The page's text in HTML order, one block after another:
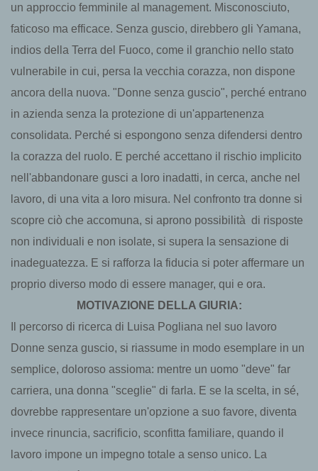
un approccio femminile al management. Misconosciuto,
faticoso ma efficace. Senza guscio, direbbero gli Yamana,
indios della Terra del Fuoco, come il granchio nello stato
vulnerabile in cui, persa la vecchia corazza, non dispone
ancora della nuova. "Donne senza guscio", perché entrano
in azienda senza la protezione di un'appartenenza
consolidata. Perché si espongono senza difendersi dentro
la corazza del ruolo. E perché accettano il rischio implicito
nell'abbandonare gusci a loro inadatti, in cerca, anche nel
lavoro, di una vita a loro misura. Nel confronto tra donne si
scopre ciò che accomuna, si aprono possibilità di risposte
non individuali e non isolate, si supera la sensazione di
inadeguatezza. E si rafforza la fiducia si poter affermare un
proprio diverso modo di essere manager, qui e ora.
MOTIVAZIONE DELLA GIURIA:
Il percorso di ricerca di Luisa Pogliana nel suo lavoro
Donne senza guscio, si riassume in modo esemplare in un
semplice, doloroso assioma: mentre un uomo "deve" far
carriera, una donna "sceglie" di farla. E se la scelta, in sé,
dovrebbe rappresentare un'opzione a suo favore, diventa
invece rinuncia, sacrificio, sconfitta familiare, quando il
lavoro impone un impegno totale a senso unico. La